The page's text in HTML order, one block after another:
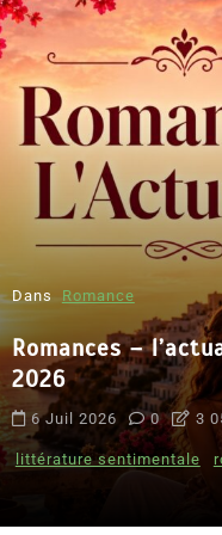
Dans Romance
Romances –
2026
6 Juil 2026 0 3
littérature sentimentale